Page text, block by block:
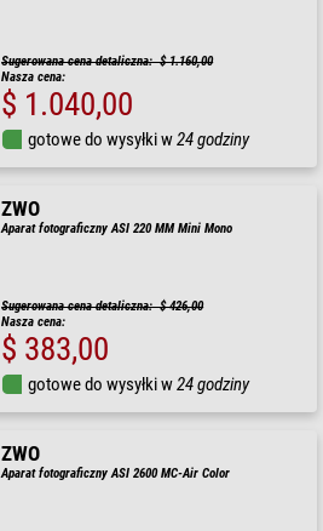
Sugerowana cena detaliczna: $ 1.160,00
Nasza cena:
$ 1.040,00
gotowe do wysyłki w24 godziny
ZWO
Aparat fotograficzny ASI 220 MM Mini Mono
Sugerowana cena detaliczna: $ 426,00
Nasza cena:
$ 383,00
gotowe do wysyłki w24 godziny
ZWO
Aparat fotograficzny ASI 2600 MC-Air Color